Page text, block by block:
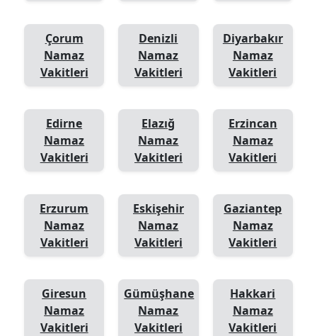
Çorum
Namaz
Vakitleri
Denizli
Namaz
Vakitleri
Diyarbakır
Namaz
Vakitleri
Edirne
Namaz
Vakitleri
Elazığ
Namaz
Vakitleri
Erzincan
Namaz
Vakitleri
Erzurum
Namaz
Vakitleri
Eskişehir
Namaz
Vakitleri
Gaziantep
Namaz
Vakitleri
Giresun
Namaz
Vakitleri
Gümüşhane
Namaz
Vakitleri
Hakkari
Namaz
Vakitleri